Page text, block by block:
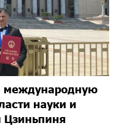
международную
науки и
Цзиньпиня